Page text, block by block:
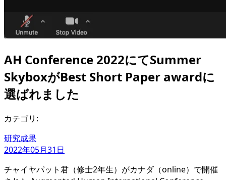
AH Conference 2022にてSummer
SkyboxがBest Short Paper awardに
選ばれました
カテゴリ:
研究成果
2022年05月31日
チャイヤパット君（修士2年生）がカナダ（online）で開催